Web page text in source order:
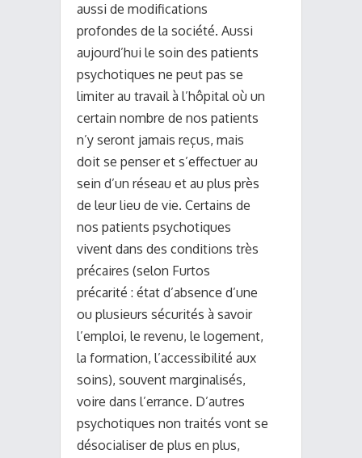
aussi de modifications
profondes de la société. Aussi
aujourd’hui le soin des patients
psychotiques ne peut pas se
limiter au travail à l’hôpital où un
certain nombre de nos patients
n’y seront jamais reçus, mais
doit se penser et s’effectuer au
sein d’un réseau et au plus près
de leur lieu de vie. Certains de
nos patients psychotiques
vivent dans des conditions très
précaires (selon Furtos
précarité : état d’absence d’une
ou plusieurs sécurités à savoir
l’emploi, le revenu, le logement,
la formation, l’accessibilité aux
soins), souvent marginalisés,
voire dans l’errance. D’autres
psychotiques non traités vont se
désocialiser de plus en plus,